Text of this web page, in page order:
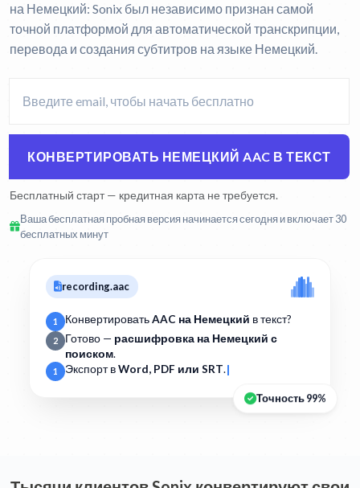
на Немецкий: Sonix был независимо признан самой
точной платформой для автоматической транскрипции,
перевода и создания субтитров на языке Немецкий.
КОНВЕРТИРОВАТЬ НЕМЕЦКИЙ AAC В ТЕКСТ
Бесплатный старт — кредитная карта не требуется.
Ваша бесплатная пробная версия начинается сегодня и включает 30
бесплатных минут
recording.aac
1 КонвертироватьAAC на Немецкий в текст?
2 Готово — расшифровка на Немецкий с
поиском.
1 Экспорт вWord, PDF или SRT.
Точность 99%